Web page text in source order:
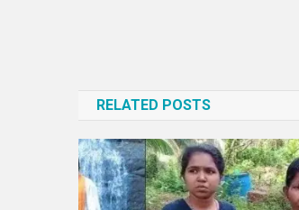
RELATED POSTS